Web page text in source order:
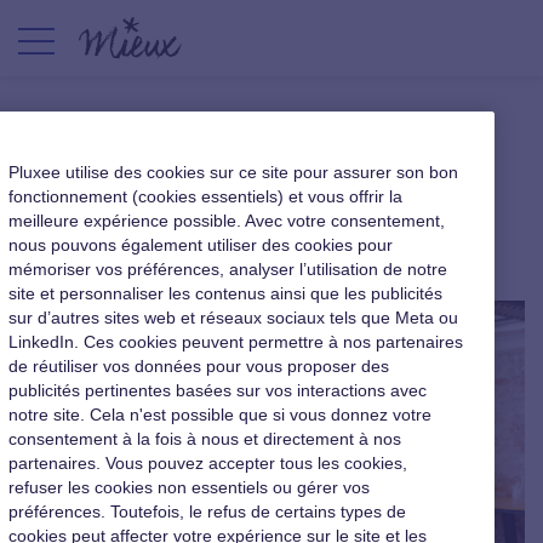
Être bienveillant pour bien
manager
|20 septembre 2017
Pluxee utilise des cookies sur ce site pour assurer son bon
fonctionnement (cookies essentiels) et vous offrir la
meilleure expérience possible. Avec votre consentement,
nous pouvons également utiliser des cookies pour
mémoriser vos préférences, analyser l’utilisation de notre
site et personnaliser les contenus ainsi que les publicités
sur d’autres sites web et réseaux sociaux tels que Meta ou
LinkedIn. Ces cookies peuvent permettre à nos partenaires
de réutiliser vos données pour vous proposer des
publicités pertinentes basées sur vos interactions avec
notre site. Cela n'est possible que si vous donnez votre
consentement à la fois à nous et directement à nos
partenaires. Vous pouvez accepter tous les cookies,
refuser les cookies non essentiels ou gérer vos
préférences. Toutefois, le refus de certains types de
cookies peut affecter votre expérience sur le site et les